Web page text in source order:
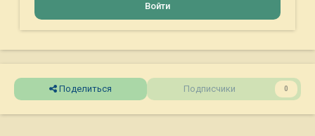
Войти
Поделиться Подписчики 0